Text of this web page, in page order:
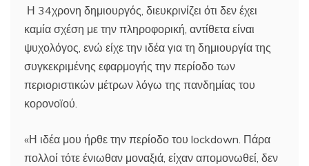
Η 34χρονη δημιουργός, διευκρινίζει ότι δεν έχει
καμία σχέση με την πληροφορική, αντίθετα είναι
ψυχολόγος, ενώ είχε την ιδέα για τη δημιουργία της
συγκεκριμένης εφαρμογής την περίοδο των
περιοριστικών μέτρων λόγω της πανδημίας του
κορονοϊού.
«Η ιδέα μου ήρθε την περίοδο του lockdown. Πάρα
πολλοί τότε ένιωθαν μοναξιά, είχαν απομονωθεί, δεν